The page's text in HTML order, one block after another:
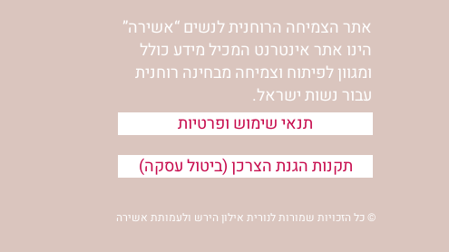
אתר הצמיחה הרוחנית לנשים “אשירה”
הינו אתר אינטרנט המכיל מידע כולל
ומגוון לפיתוח וצמיחה מבחינה רוחנית
עבור נשות ישראל.
תנאי שימוש ופרטיות
תקנות הגנת הצרכן (ביטול עסקה)
© כל הזכויות שמורות לנורית אילון הירש ולעמותת אשירה